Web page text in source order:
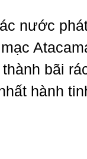
nước
bãi
hành